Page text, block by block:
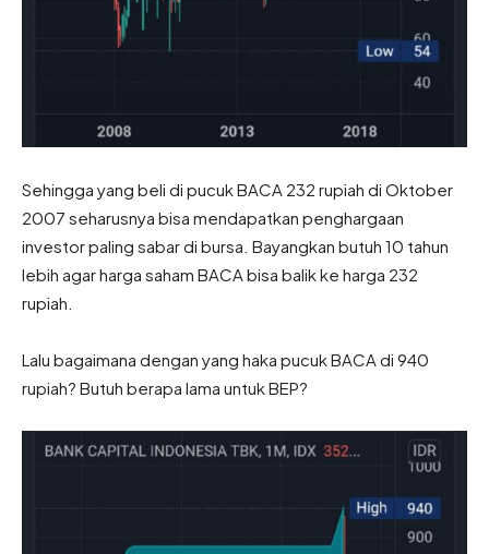
Sehingga yang beli di pucuk BACA 232 rupiah di Oktober
2007 seharusnya bisa mendapatkan penghargaan
investor paling sabar di bursa. Bayangkan butuh 10 tahun
lebih agar harga saham BACA bisa balik ke harga 232
rupiah.
Lalu bagaimana dengan yang haka pucuk BACA di 940
rupiah? Butuh berapa lama untuk BEP?